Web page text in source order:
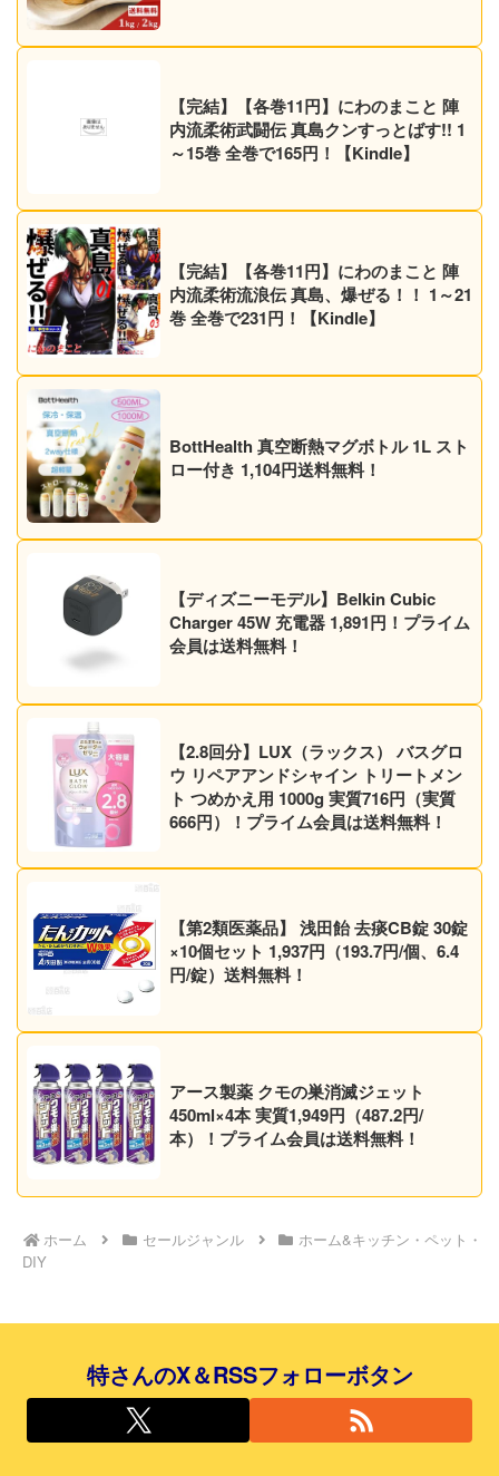
【完結】【各巻11円】にわのまこと 陣
内流柔術武闘伝 真島クンすっとばす!! 1
～15巻 全巻で165円！【Kindle】
【完結】【各巻11円】にわのまこと 陣
内流柔術流浪伝 真島、爆ぜる！！ 1～21
巻 全巻で231円！【Kindle】
BottHealth 真空断熱マグボトル 1L スト
ロー付き 1,104円送料無料！
【ディズニーモデル】Belkin Cubic
Charger 45W 充電器 1,891円！プライム
会員は送料無料！
【2.8回分】LUX（ラックス） バスグロ
ウ リペアアンドシャイン トリートメン
ト つめかえ用 1000g 実質716円（実質
666円）！プライム会員は送料無料！
【第2類医薬品】 浅田飴 去痰CB錠 30錠
×10個セット 1,937円（193.7円/個、6.4
円/錠）送料無料！
アース製薬 クモの巣消滅ジェット
450ml×4本 実質1,949円（487.2円/
本）！プライム会員は送料無料！
ホーム セールジャンル
ホーム&キッチン・ペット・
DIY
特さんのX＆RSSフォローボタン